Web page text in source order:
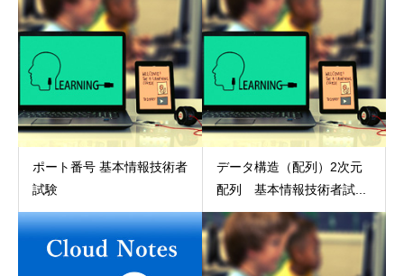
ポート番号 基本情報技術者
試験
データ構造（配列）2次元
配列 基本情報技術者試...